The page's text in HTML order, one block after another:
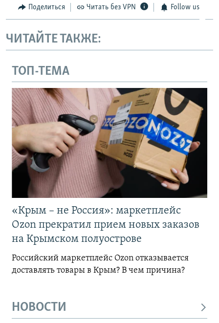
Поделиться Читать без VPN Follow us
ЧИТАЙТЕ ТАКЖЕ:
ТОП-ТЕМА
«Крым – не Россия»: маркетплейс
Ozon прекратил прием новых заказов
на Крымском полуострове
Российский маркетплейс Ozon отказывается
доставлять товары в Крым? В чем причина?
НОВОСТИ